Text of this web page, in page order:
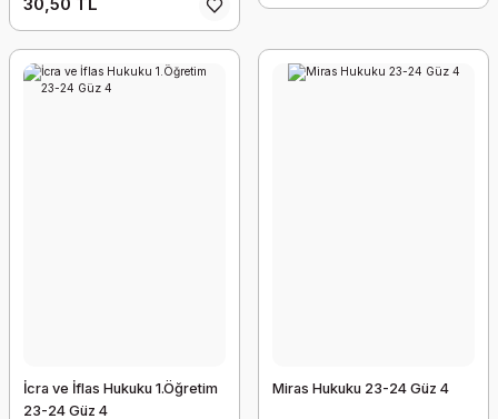
İcra ve İflas Hukuku 1.Öğretim
23-24 Güz 4
Miras Hukuku 23-24 Güz 4